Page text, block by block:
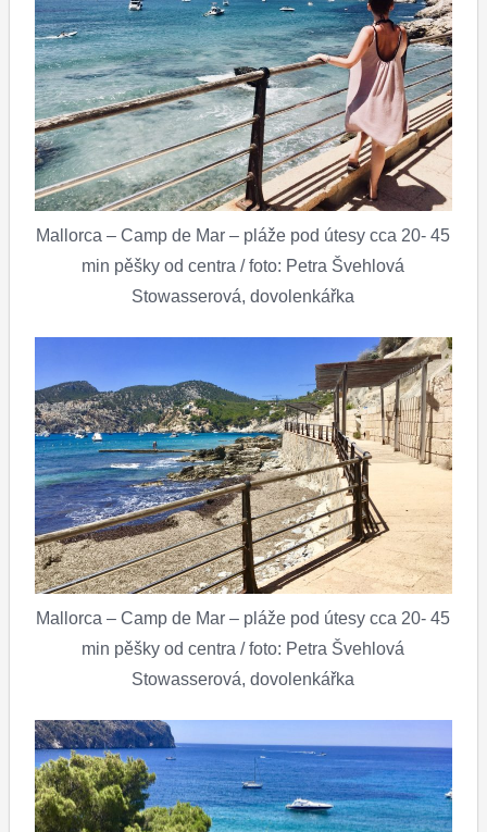
Mallorca – Camp de Mar – pláže pod útesy cca 20- 45
min pěšky od centra / foto: Petra Švehlová
Stowasserová, dovolenkářka
Mallorca – Camp de Mar – pláže pod útesy cca 20- 45
min pěšky od centra / foto: Petra Švehlová
Stowasserová, dovolenkářka